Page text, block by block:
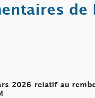
de
2026 relatif au